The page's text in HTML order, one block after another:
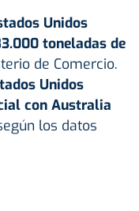
Unidos
toneladas de
de Comercio.
Unidos
con Australia
los datos